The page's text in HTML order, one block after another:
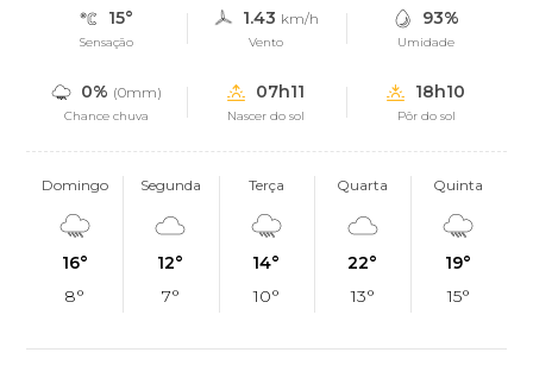
15°
Sensação
1.43 km/h
Vento
93%
Umidade
0% (0mm)
Chance chuva
07h11
Nascer do sol
18h10
Pôr do sol
Domingo
16°
8°
Segunda
12°
7°
Terça
14°
10°
Quarta
22°
13°
Quinta
19°
15°